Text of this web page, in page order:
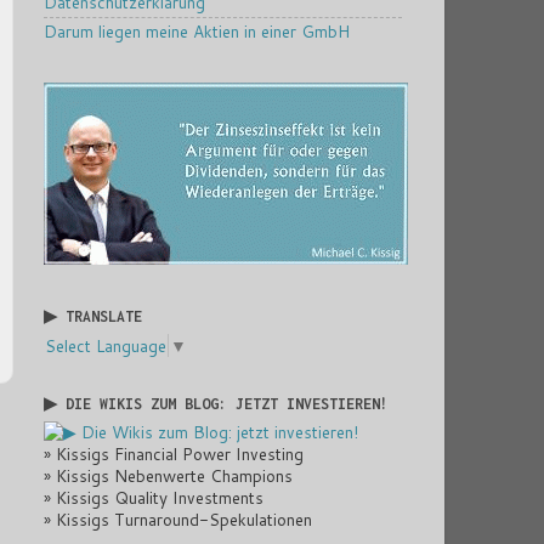
Darum liegen meine Aktien in einer GmbH
▶ TRANSLATE
Select Language ▼
▶ DIE WIKIS ZUM BLOG: JETZT INVESTIEREN!
» Kissigs Financial Power Investing
» Kissigs Nebenwerte Champions
» Kissigs Quality Investments
» Kissigs Turnaround-Spekulationen